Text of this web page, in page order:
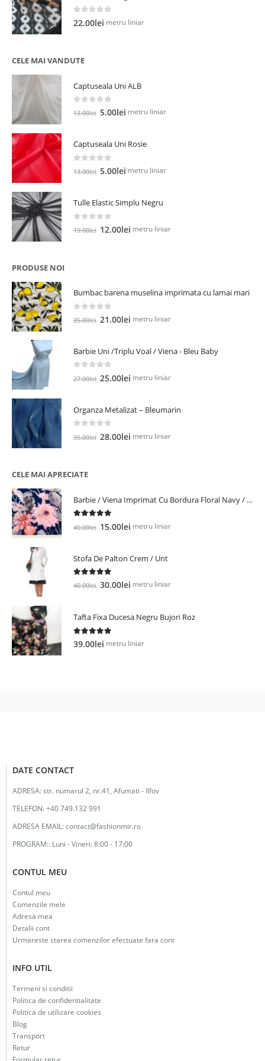
0 out of 5
22.00lei metru liniar
CELE MAI VANDUTE
Captuseala Uni ALB
out of 5
13.00lei Prețul
fost:
13.00lei.
5.00lei Prețul
5.00lei.
metru liniar
Captuseala Uni Rosie
out of 5
13.00lei Prețul
fost:
13.00lei.
5.00lei Prețul
5.00lei.
metru liniar
Tulle Elastic Simplu Negru
out of 5
19.00lei Prețul
12.00lei Prețul
metru liniar
PRODUSE NOI
Bumbac barena muselina imprimata cu lamai mari
out of 5
35.00lei Prețul
fost:
35.00lei.
21.00lei Prețul
21.00lei.
metru liniar
Barbie Uni /Triplu Voal / Viena - Bleu Baby
out of 5
27.00lei Prețul
fost:
27.00lei.
25.00lei Prețul
25.00lei.
metru liniar
Organza Metalizat – Bleumarin
out of 5
35.00lei Prețul
28.00lei Prețul
metru liniar
CELE MAI APRECIATE
Barbie / Viena Imprimat Cu Bordura Floral Navy / Roz
out of 5
40.00lei Prețul
fost:
40.00lei.
15.00lei Prețul
15.00lei.
metru liniar
Stofa De Palton Crem / Unt
out of 5
40.00lei Prețul
fost:
40.00lei.
30.00lei Prețul
30.00lei.
metru liniar
Tafta Fixa Ducesa Negru Bujori Roz
5.00out of 5
39.00lei metru liniar
DATE CONTACT
ADRESA:str. numarul 2, nr.41, Afumati - Ilfov
TELEFON:+40 749.132 991
ADRESA EMAIL:contact@fashionmir.ro
PROGRAM:: Luni - Vineri: 8:00 - 17:00
CONTUL MEU
Contul meu
Comenzile mele
Adresa mea
Detalii cont
Urmareste starea comenzilor efectuate fara cont
INFO UTIL
Termeni si conditii
Politica de confidentialitate
Politica de utilizare cookies
Blog
Transport
Retur
Formular retur